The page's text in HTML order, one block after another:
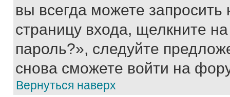
вы всегда можете
страницу входа, щелкните
пароль?», следуйте
снова сможете войти на
Вернуться наверх